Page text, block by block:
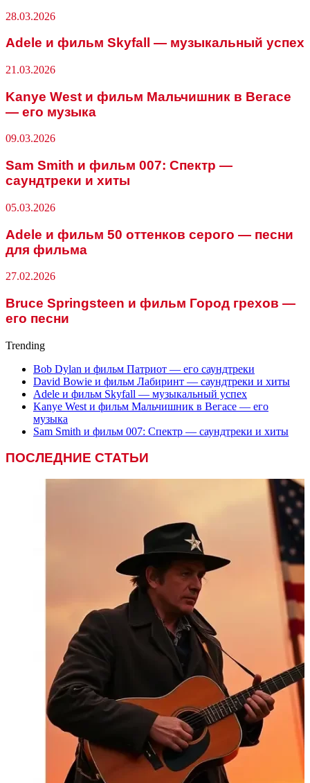
28.03.2026
Adele и фильм Skyfall — музыкальный успех
21.03.2026
Kanye West и фильм Мальчишник в Вегасе
— его музыка
09.03.2026
Sam Smith и фильм 007: Спектр —
саундтреки и хиты
05.03.2026
Adele и фильм 50 оттенков серого — песни
для фильма
27.02.2026
Bruce Springsteen и фильм Город грехов —
его песни
Trending
Bob Dylan и фильм Патриот — его саундтреки
David Bowie и фильм Лабиринт — саундтреки и хиты
Adele и фильм Skyfall — музыкальный успех
Kanye West и фильм Мальчишник в Вегасе — его
музыка
Sam Smith и фильм 007: Спектр — саундтреки и хиты
ПОСЛЕДНИЕ СТАТЬИ